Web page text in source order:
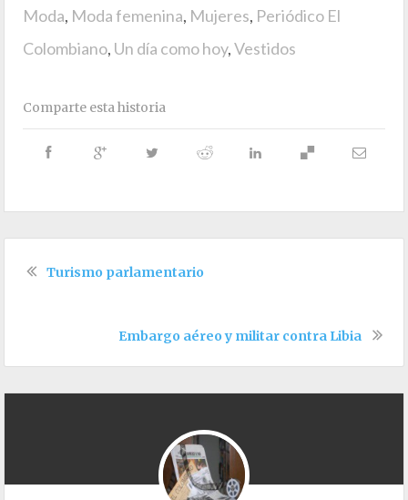
Moda, Moda femenina, Mujeres, Periódico El
Colombiano, Un día como hoy,Vestidos
Comparte esta historia
Turismo parlamentario
Embargo aéreo y militar contra Libia